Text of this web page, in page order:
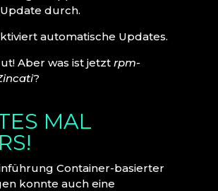
durch.
automatische Updates.
Aber was ist jetzt rpm-
?
MAL
Container-basierter
konnte auch eine